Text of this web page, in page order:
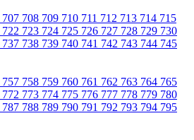
707 708 709 710 711 712 713 714 715
722 723 724 725 726 727 728 729 730
737 738 739 740 741 742 743 744 745
757 758 759 760 761 762 763 764 765
772 773 774 775 776 777 778 779 780
787 788 789 790 791 792 793 794 795